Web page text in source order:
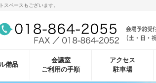
ペースもございます。
備品
会議室
ご利用の手順
アクセス
駐車場